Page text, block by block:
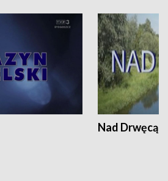
Nad Drwęcą